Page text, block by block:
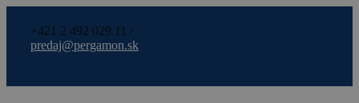
+421 2 492 029 11 /
predaj@pergamon.sk